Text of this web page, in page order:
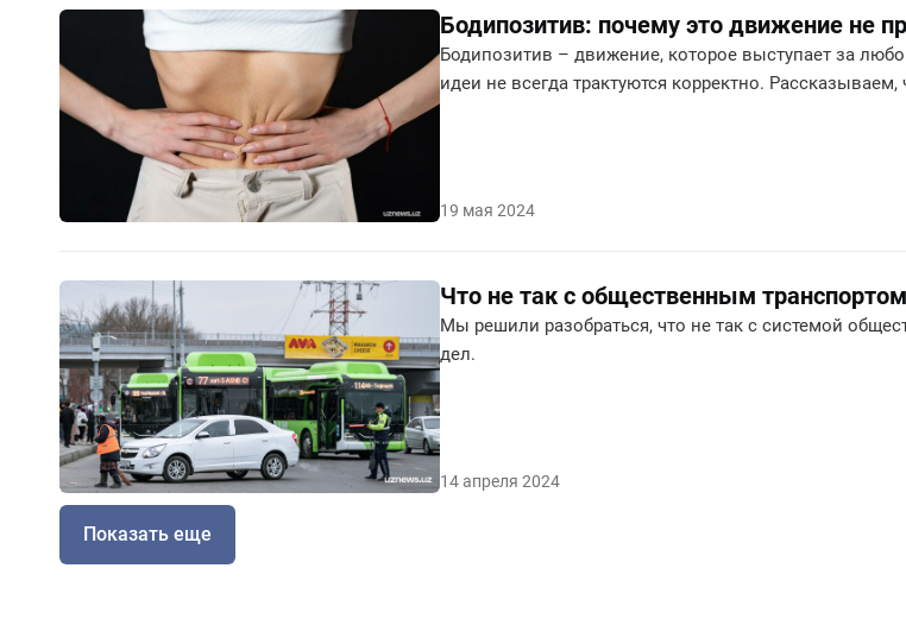
Бодипозитив: почему это движение не
Бодипозитив – движение, которое выступает за
идеи не всегда трактуются корректно.
19 мая 2024
Что не так с общественным
Мы решили разобраться, что не так с системой
дел.
14 апреля 2024
Показать еще